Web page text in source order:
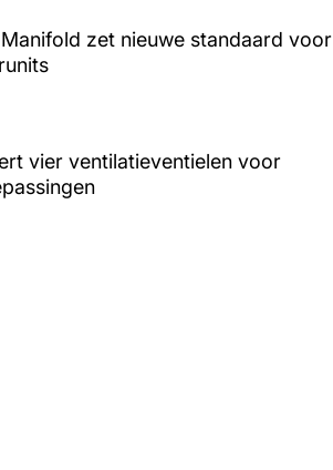
zet nieuwe standaard voor
vier ventilatieventielen voor